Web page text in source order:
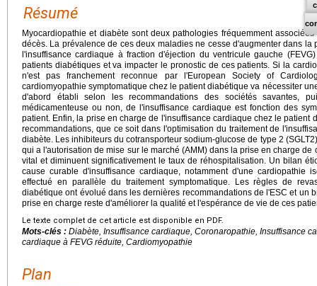
Résumé
Myocardiopathie et diabète sont deux pathologies fréquemment
décès. La prévalence de ces deux maladies ne cesse d'augmenter dans
l'insuffisance cardiaque à fraction d'éjection du ventricule gauche
patients diabétiques et va impacter le pronostic de ces patients. Si la
n'est pas franchement reconnue par l'European Society of
cardiomyopathie symptomatique chez le patient diabétique va nécessiter
d'abord établi selon les recommandations des sociétés savantes,
médicamenteuse ou non, de l'insuffisance cardiaque est fonction des
patient. Enfin, la prise en charge de l'insuffisance cardiaque chez le patient
recommandations, que ce soit dans l'optimisation du traitement de
diabète. Les inhibiteurs du cotransporteur sodium-glucose de type 2
qui a l'autorisation de mise sur le marché (AMM) dans la prise en charge
vital et diminuent significativement le taux de réhospitalisation. Un bilan
cause curable d'insuffisance cardiaque, notamment d'une cardiopathie
effectué en parallèle du traitement symptomatique. Les règles de
diabétique ont évolué dans les dernières recommandations de l'ESC et un
prise en charge reste d'améliorer la qualité et l'espérance de vie de ces
Le texte complet de cet article est disponible en PDF.
Mots-clés : Diabète, Insuffisance cardiaque, Coronaropathie, Insuffisance
cardiaque à FEVG réduite, Cardiomyopathie
Plan